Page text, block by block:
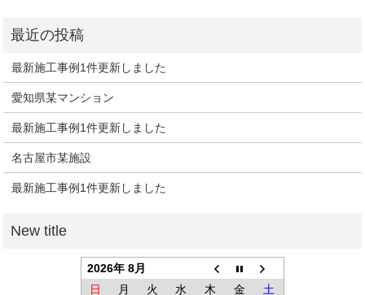
最新施工事例1件更新しました
愛知県某マンション
最新施工事例1件更新しました
名古屋市某施設
最新施工事例1件更新しました
2026年 8月
日
月 火 水 木 金
土